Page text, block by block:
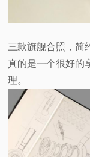
三款旗舰合照，简
真的是一个很好的
理。